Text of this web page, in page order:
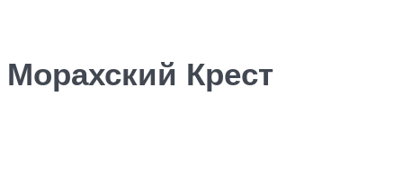
Морахский Крест